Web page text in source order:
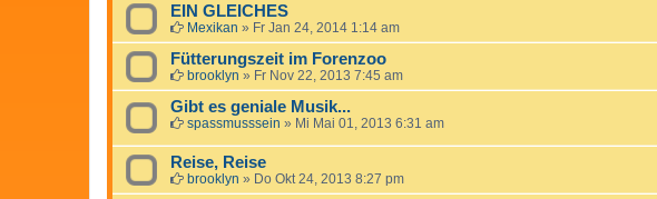
EIN GLEICHES
Mexikan » Fr Jan 24, 2014 1:14 am
Fütterungszeit im Forenzoo
brooklyn » Fr Nov 22, 2013 7:45 am
Gibt es geniale Musik...
spassmusssein » Mi Mai 01, 2013 6:31 am
Reise, Reise
brooklyn » Do Okt 24, 2013 8:27 pm